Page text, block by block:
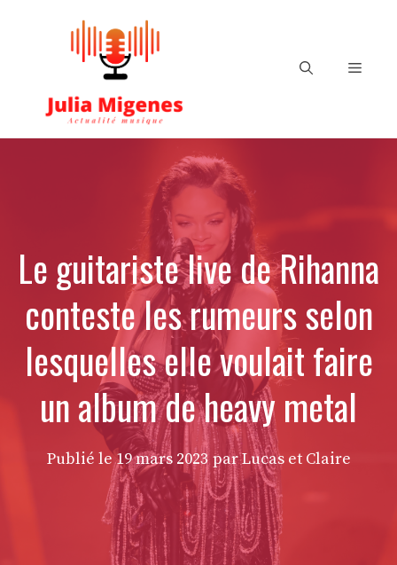
Menu
Le guitariste live de Rihanna
conteste les rumeurs selon
lesquelles elle voulait faire
un album de heavy metal
Publié le19 mars 2023 par Lucas et Claire